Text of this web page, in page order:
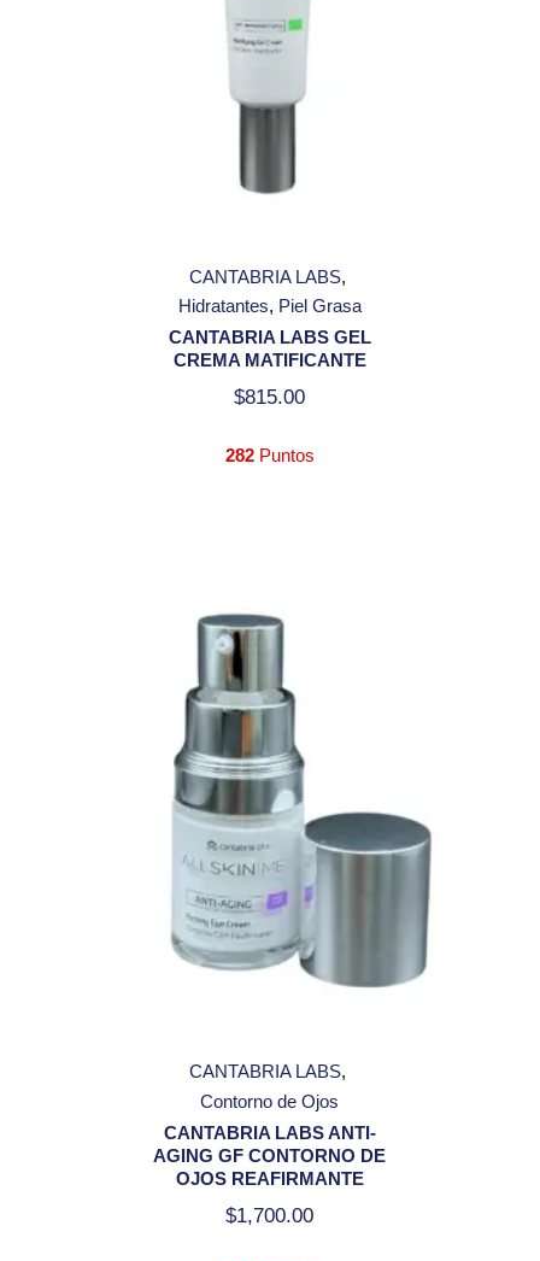
CANTABRIA LABS
Hidratantes
Piel Grasa
CANTABRIA LABS GEL
CREMA MATIFICANTE
$815.00
282Puntos
CANTABRIA LABS
Contorno de Ojos
CANTABRIA LABS ANTI-
AGING GF CONTORNO DE
OJOS REAFIRMANTE
$1,700.00